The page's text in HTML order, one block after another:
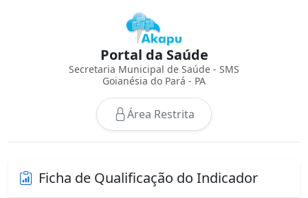
Portal da Saúde
Secretaria Municipal de Saúde - SMS
Goianésia do Pará - PA
Área Restrita
Ficha de Qualificação do Indicador